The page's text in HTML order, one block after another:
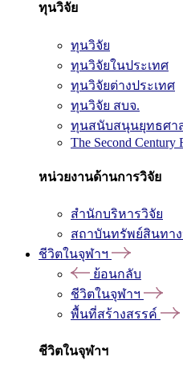
ทุนวิจัย
ทุนวิจัย
ทุนวิจัยในประเทศ
ทุนวิจัยต่างประเทศ
ทุนวิจัย สบจ.
ทุนสนับสนุนยุทธศา
The Second Century
หน่วยงานด้านการวิจัย
สำนักบริหารวิจัย
สถาบันทรัพย์สินทา
ชีวิตในจุฬาฯ
ย้อนกลับ
ชีวิตในจุฬาฯ
พื้นที่สร้างสรรค์
ชีวิตในจุฬาฯ